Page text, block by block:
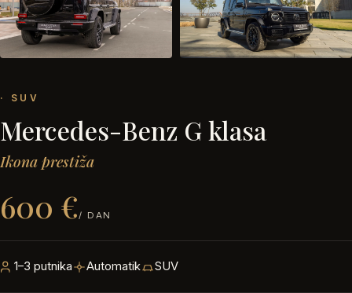
· SUV
Mercedes-Benz G klasa
Ikona prestiža
600 €/ DAN
1–3 putnika Automatik SUV